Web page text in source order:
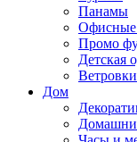
Панамы
Офисные
Промо
Детская
Ветровки
Дом